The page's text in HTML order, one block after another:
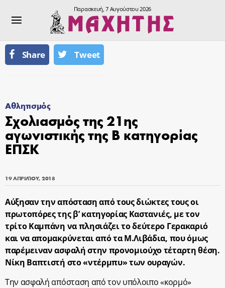
Παρασκευή, 7 Αυγούστου 2026
Αθλητισμός
Σχολιασμός της 21ης
αγωνιστικής της Β κατηγορίας
ΕΠΣΚ
19 ΑΠΡΙΛΊΟΥ, 2018
Αύξησαν την απόσταση από τους διώκτες τους οι
πρωτοπόρες της β’ κατηγορίας Καστανιές, με τον
τρίτο Καμπάνη να πλησιάζει το δεύτερο Γερακαριό
και να απομακρύνεται από τα Μ.Λιβάδια, που όμως
παρέμειναν ασφαλή στην προνομιούχο τέταρτη θέση.
Νίκη Βαπτιστή στο «ντέρμπυ» των ουραγών.
Την ασφαλή απόσταση από τον υπόλοιπο «κορμό»
Share Tweet